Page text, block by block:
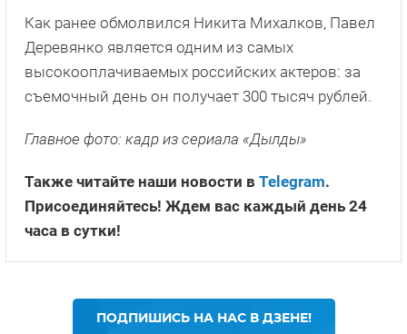
Как ранее обмолвился Никита Михалков, Павел
Деревянко является одним из самых
высокооплачиваемых российских актеров: за
съемочный день он получает 300 тысяч рублей.
Главное фото: кадр из сериала «Дылды»
Также читайте наши новости в Telegram.
Присоединяйтесь! Ждем вас каждый день 24
часа в сутки!
ПОДПИШИСЬ НА НАС В ДЗЕНЕ!